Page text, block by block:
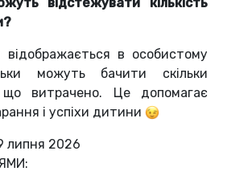
відображається в особистому
можуть бачити скільки
витрачено. Це допомагає
і успіхи дитини
липня 2026